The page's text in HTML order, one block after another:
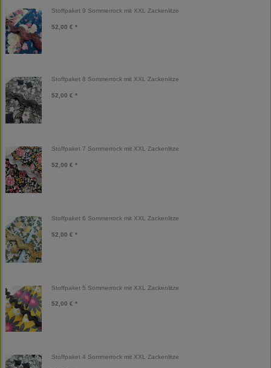
Stoffpaket 9 Sommerrock mit XXL Zackenlitze
52,00 € *
Stoffpaket 8 Sommerrock mit XXL Zackenlitze
52,00 € *
Stoffpaket 7 Sommerrock mit XXL Zackenlitze
52,00 € *
Stoffpaket 6 Sommerrock mit XXL Zackenlitze
52,00 € *
Stoffpaket 5 Sommerrock mit XXL Zackenlitze
52,00 € *
Stoffpaket 4 Sommerrock mit XXL Zackenlitze